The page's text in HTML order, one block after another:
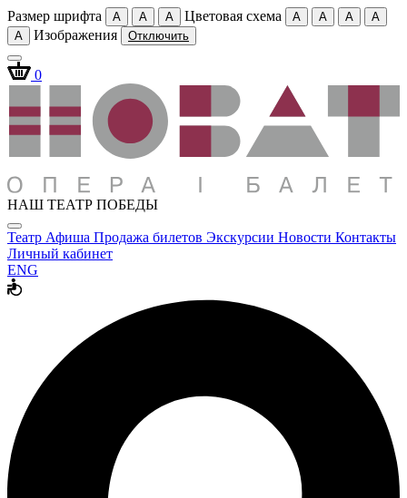
Размер шрифта A A A Цветовая схема A A A
A
A
Изображения Отключить
0
НАШ ТЕАТР ПОБЕДЫ
Театр Афиша Продажа билетов Экскурсии Новости Контакты
Личный кабинет
ENG